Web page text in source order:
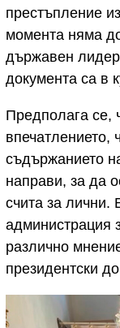
престъпление
момента няма
държавен лидер
документа са в
Предполага се,
впечатлението,
съдържанието
направи, за да
счита за лични.
администрация
различно
президентски